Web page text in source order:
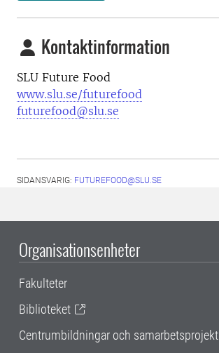
Kontaktinformation
SLU Future Food
www.slu.se/futurefood
futurefood@slu.se
SIDANSVARIG: FUTUREFOOD@SLU.SE
Organisationsenheter
Fakulteter
Biblioteket
Centrumbildningar och samarbetsprojekt